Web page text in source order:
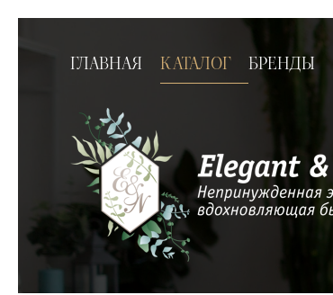
ГЛАВНАЯ КАТАЛОГ БРЕНДЫ